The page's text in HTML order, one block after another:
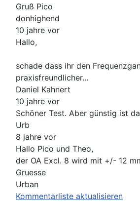
Gruß Pico
donhighend
10 jahre vor
Hallo,
schade dass ihr den
praxisfreundlicher...
Daniel Kahnert
10 jahre vor
Schöner Test. Aber günstig ist
Urb
8 jahre vor
Hallo Pico und Theo,
der OA Excl. 8 wird mit +/- 12
Gruesse
Urban
Kommentarliste aktualisieren